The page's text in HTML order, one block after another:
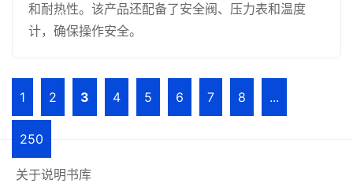
和耐热性。该产品还配备了安全阀、压力表和温度
计，确保操作安全。
1 2 3 4 5 6 7 8 ...
250
关于说明书库